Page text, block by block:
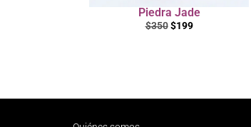
Piedra Jade
$350 $199